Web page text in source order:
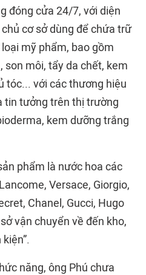
đóng cửa 24/7, với diện
cơ sở dùng để chứa trữ
mỹ phẩm, bao gồm
son môi, tẩy da chết, kem
tóc... với các thương hiệu
tin tưởng trên thị trường
kem dưỡng trắng
phẩm là nước hoa các
Versace, Giorgio,
Chanel, Gucci, Hugo
vận chuyển về đến kho,
năng, ông Phú chưa